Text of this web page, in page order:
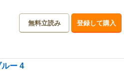
無料立読み 登録して購入
ー 4